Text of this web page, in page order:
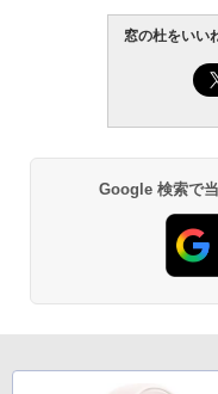
窓の杜をいい
Google 検索で